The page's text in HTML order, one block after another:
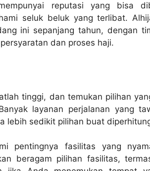
reputasi yang bisa
seluk beluk yang terlibat.
ini sepanjang tahun, dengan
dan proses haji.
tinggi, dan temukan pilihan
layanan perjalanan yang
lebih sedikit pilihan buat
pentingnya fasilitas yang
beragam pilihan fasilitas,